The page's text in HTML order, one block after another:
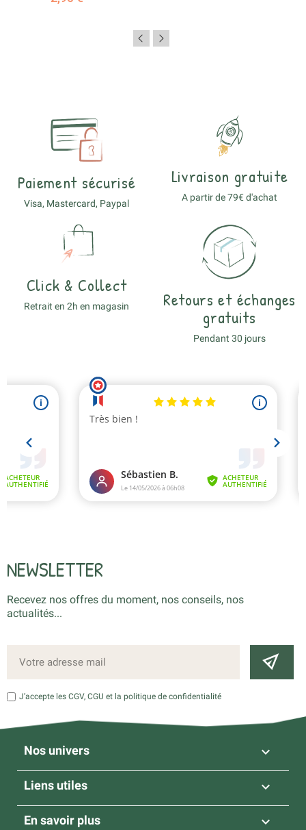
Paiement sécurisé
Visa, Mastercard, Paypal
Livraison gratuite
A partir de 79€ d'achat
Click & Collect
Retrait en 2h en magasin
Retours et échanges
gratuits
Pendant 30 jours
NEWSLETTER
Recevez nos offres du moment, nos conseils, nos
actualités...
J’accepte les CGV, CGU et la politique de confidentialité
Nos univers 
Liens utiles 
En savoir plus 